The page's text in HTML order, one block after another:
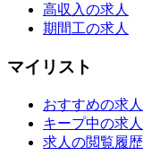
高収入の求人
期間工の求人
マイリスト
おすすめの求人
キープ中の求人
求人の閲覧履歴